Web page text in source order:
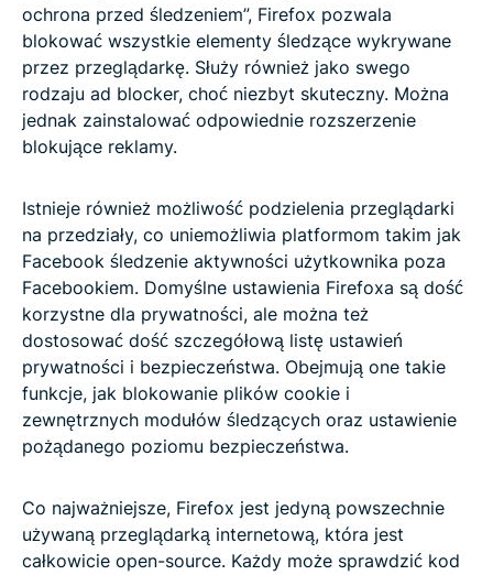
ochrona przed śledzeniem”, Firefox pozwala
blokować wszystkie elementy śledzące wykrywane
przez przeglądarkę. Służy również jako swego
rodzaju ad blocker, choć niezbyt skuteczny. Można
jednak zainstalować odpowiednie rozszerzenie
blokujące reklamy.
Istnieje również możliwość podzielenia przeglądarki
na przedziały, co uniemożliwia platformom takim jak
Facebook śledzenie aktywności użytkownika poza
Facebookiem. Domyślne ustawienia Firefoxa są dość
korzystne dla prywatności, ale można też
dostosować dość szczegółową listę ustawień
prywatności i bezpieczeństwa. Obejmują one takie
funkcje, jak blokowanie plików cookie i
zewnętrznych modułów śledzących oraz ustawienie
pożądanego poziomu bezpieczeństwa.
Co najważniejsze, Firefox jest jedyną powszechnie
używaną przeglądarką internetową, która jest
całkowicie open-source. Każdy może sprawdzić kod